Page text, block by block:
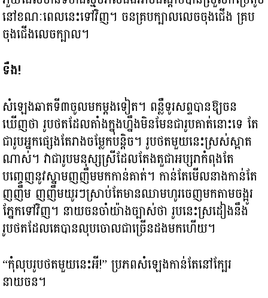
នៅខណៈពេលនេះទៅវិញ។ ចនគ្របក្បាលលេចចុងជើង គ្រប
ចុងជើងលេចក្បាល។
ទឺង!
សំឡេងឆាតទី៣ចូលមកម្តងទៀត។ ពន្លឺទូរសព្ទបានឱ្យចន
ឃើញថា រូបថតដែលតាំងក្នុងហ្នឹងមិនមែនជារូបគាត់នោះទេ តែ
ជារូបអ្នកផ្សេងតែរាងចម្លែកបន្តិច។ រូបថតមួយនេះស្រស់ស្អាត
ណាស់។ វាជារូបមនុស្សស្រីដែលតែងតួជាអប្សរាកំពុងតែ
បញ្ចេញនូវស្នាមញញឹមមកកាន់គាត់។ កាន់តែមើលនាងកាន់តែ
ញញឹម ញញឹមយូរៗស្រាប់តែមានឈាមហូរចេញមកតាមចង្អូរ
ភ្នែកទៅវិញ។ នាយចនចាំយ៉ាងច្បាស់ថា រូបនេះស្រដៀងនឹង
រូបថតដែលគេបានលុបចោលជាច្រើនដងមកហើយ។
“កុំលុបរូបថតមួយនេះអី!” ប្រភពសំឡេងកាន់តែនៅក្បែរ
នាយចន។